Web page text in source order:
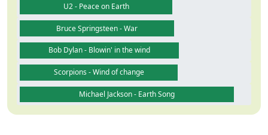
U2 - Peace on Earth
Bruce Springsteen - War
Bob Dylan - Blowin' in the wind
Scorpions - Wind of change
Michael Jackson - Earth Song